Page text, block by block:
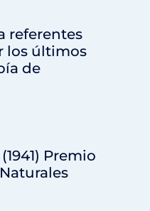
referentes
los últimos
de
Premio